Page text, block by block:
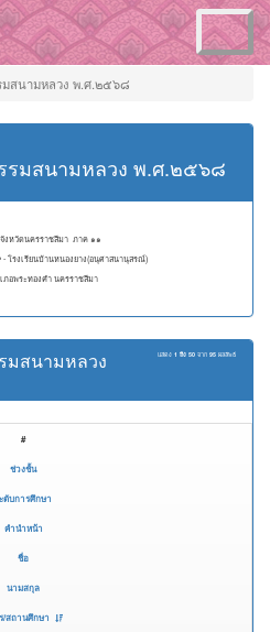
Toggle
navigation
สนามหลวง พ.ศ.๒๕๖๘
รมสนามหลวง พ.ศ.๒๕๖๘
งหวัดนครราชสีมา ภาค ๑๑
รงเรียนบ้านหนองยาง(อนุศาสนานุสรณ์)
ภอพระทองคำ นครราชสีมา
แสดง 1 ถึง 50 จาก 95 ผลลัพธ์
มสนามหลวง
#
ช่วงชั้น
ดับการศึกษา
คำนำหน้า
ชื่อ
นามสกุล
/สถานศึกษา